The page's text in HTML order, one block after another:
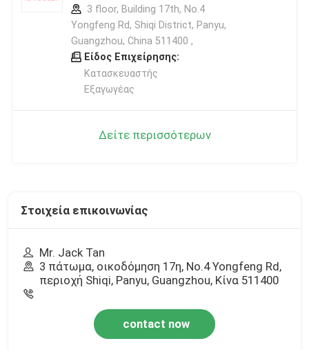
3 floor, Building 17th, No.4
Yongfeng Rd, Shiqi District, Panyu,
Guangzhou, China 511400 ,
Είδος Επιχείρησης:
Κατασκευαστής
Εξαγωγέας
Δείτε περισσότερων
Στοιχεία επικοινωνίας
Mr. Jack Tan
3 πάτωμα, οικοδόμηση 17η, No.4 Yongfeng Rd,
περιοχή Shiqi, Panyu, Guangzhou, Κίνα 511400
contact now